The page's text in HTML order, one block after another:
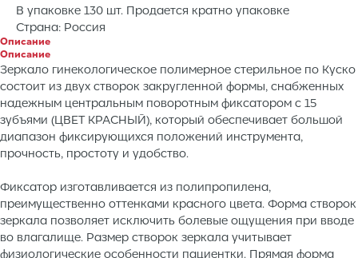
В упаковке 130 шт. Продается кратно упаковке
Страна: Россия
Описание
Описание
Зеркало гинекологическое полимерное стерильное по Куско
состоит из двух створок закругленной формы, снабженных
надежным центральным поворотным фиксатором с 15
зубъями (ЦВЕТ КРАСНЫЙ), который обеспечивает большой
диапазон фиксирующихся положений инструмента,
прочность, простоту и удобство.
Фиксатор изготавливается из полипропилена,
преимущественно оттенками красного цвета. Форма створок
зеркала позволяет исключить болевые ощущения при вводе
во влагалище. Размер створок зеркала учитывает
физиологические особенности пациентки. Прямая форма